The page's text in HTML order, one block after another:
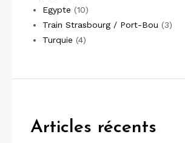
Egypte (10)
Train Strasbourg / Port-Bou (3)
Turquie (4)
Articles récents